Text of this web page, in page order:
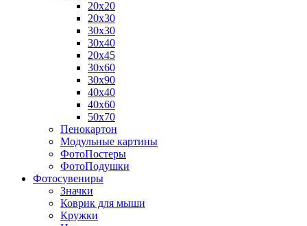
20х20
20х30
30х30
30х40
20х45
30х60
30х90
40х40
40х60
50х70
Пенокартон
Модульные картины
ФотоПостеры
ФотоПодушки
Фотоcувениры
Значки
Коврик для мыши
Кружки